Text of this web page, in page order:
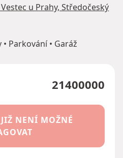
u Prahy, Středočeský
Parkování • Garáž
21400000
NENÍ MOŽNÉ